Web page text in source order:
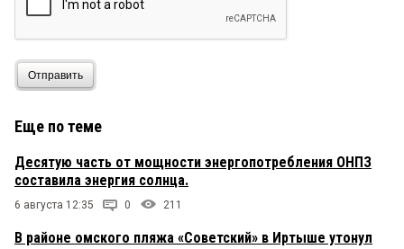
Отправить
Еще по теме
Десятую часть от мощности энергопотребления ОНПЗ
составила энергия солнца.
6 августа 12:35 0 211
В районе омского пляжа «Советский» в Иртыше утонул